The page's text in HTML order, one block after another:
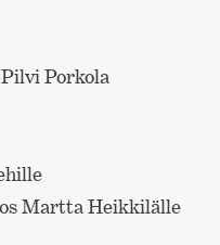
Porkola
Martta Heikkilälle